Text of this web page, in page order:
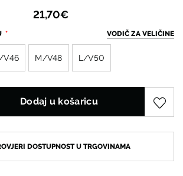
21,70€
VODIČ ZA VELIČINE
V46 M/V48 L/V50
Dodaj u košaricu
DOSTUPNOST U TRGOVINAMA